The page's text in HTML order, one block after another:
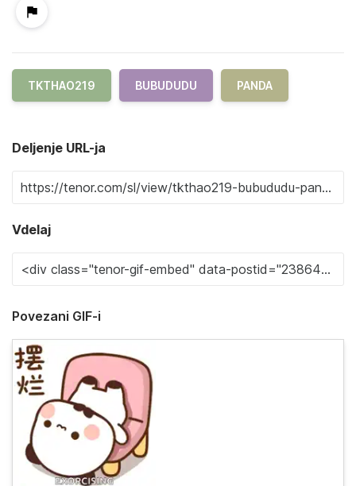
TKTHAO219 BUBUDUDU PANDA
Deljenje URL-ja
Vdelaj
Povezani GIF-i